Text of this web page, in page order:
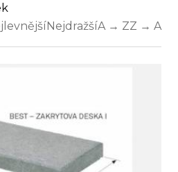
NejdražšíA → ZZ → A